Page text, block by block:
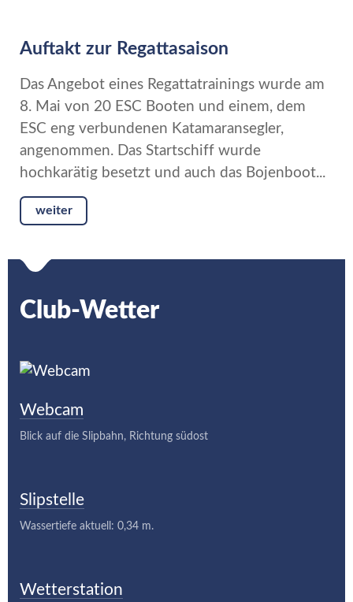
Auftakt zur Regattasaison
Das Angebot eines Regattatrainings wurde am
8. Mai von 20 ESC Booten und einem, dem
ESC eng verbundenen Katamaransegler,
angenommen. Das Startschiff wurde
hochkarätig besetzt und auch das Bojenboot...
weiter
Club-Wetter
Webcam
Blick auf die Slipbahn, Richtung südost
Slipstelle
Wassertiefe aktuell: 0,34 m.
Wetterstation